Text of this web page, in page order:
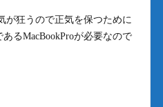
狂うので正気を保つために
るMacBookProが必要なので